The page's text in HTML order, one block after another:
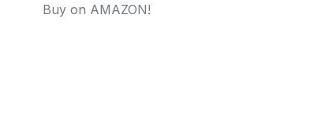
Buy on AMAZON!